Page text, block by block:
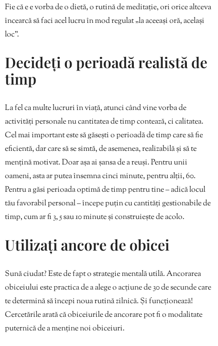
Fie că e e vorba de o dietă, o rutină de meditație, ori orice altceva
încearcă să faci acel lucru în mod regulat „la aceeași oră, același
loc”.
Decideți o perioadă realistă de
timp
La fel ca multe lucruri în viață, atunci când vine vorba de
activități personale nu cantitatea de timp contează, ci calitatea.
Cel mai important este să găsești o perioadă de timp care să fie
eficientă, dar care să se simtă, de asemenea, realizabilă și să te
mențină motivat. Doar așa ai șansa de a reuși. Pentru unii
oameni, asta ar putea însemna cinci minute, pentru alții, 60.
Pentru a găsi perioada optimă de timp pentru tine – adică locul
tău favorabil personal – începe puțin cu cantități gestionabile de
timp, cum ar fi 3, 5 sau 10 minute și construiește de acolo.
Utilizați ancore de obicei
Sună ciudat? Este de fapt o strategie mentală utilă. Ancorarea
obiceiului este practica de a alege o acțiune de 30 de secunde care
te determină să începi noua rutină zilnică. Și funcționează!
Cercetările arată că obiceiurile de ancorare pot fi o modalitate
puternică de a menține noi obiceiuri.